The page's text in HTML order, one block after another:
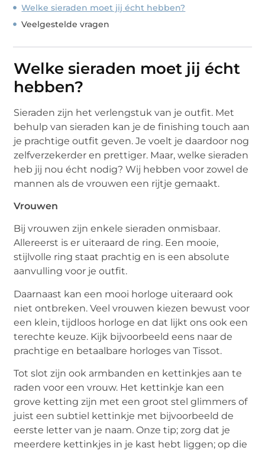
Welke sieraden moet jij écht hebben?
Veelgestelde vragen
Welke sieraden moet jij écht
hebben?
Sieraden zijn het verlengstuk van je outfit. Met
behulp van sieraden kan je de finishing touch aan
je prachtige outfit geven. Je voelt je daardoor nog
zelfverzekerder en prettiger. Maar, welke sieraden
heb jij nou écht nodig? Wij hebben voor zowel de
mannen als de vrouwen een rijtje gemaakt.
Vrouwen
Bij vrouwen zijn enkele sieraden onmisbaar.
Allereerst is er uiteraard de ring. Een mooie,
stijlvolle ring staat prachtig en is een absolute
aanvulling voor je outfit.
Daarnaast kan een mooi horloge uiteraard ook
niet ontbreken. Veel vrouwen kiezen bewust voor
een klein, tijdloos horloge en dat lijkt ons ook een
terechte keuze. Kijk bijvoorbeeld eens naar de
prachtige en betaalbare horloges van Tissot.
Tot slot zijn ook armbanden en kettinkjes aan te
raden voor een vrouw. Het kettinkje kan een
grove ketting zijn met een groot stel glimmers of
juist een subtiel kettinkje met bijvoorbeeld de
eerste letter van je naam. Onze tip; zorg dat je
meerdere kettinkjes in je kast hebt liggen; op die